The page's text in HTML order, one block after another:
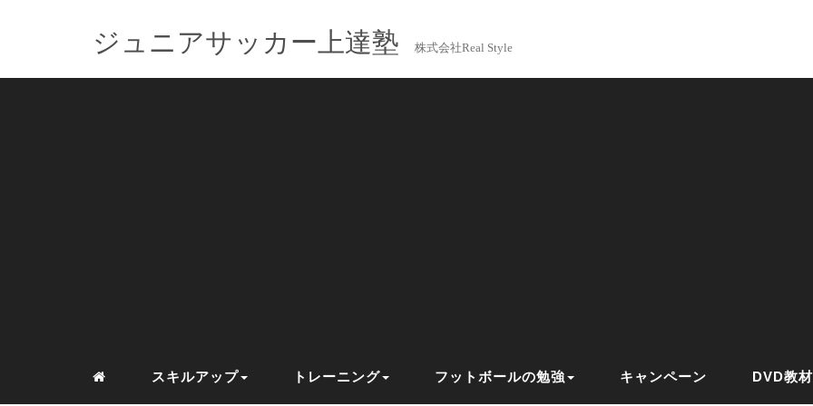
ジュニアサッカー上達塾 株式会社Real Style
スキルアップ トレーニング フットボールの勉強 キャンペーン DVD教材